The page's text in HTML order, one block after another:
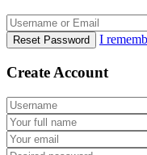
Reset Password I
Create Account